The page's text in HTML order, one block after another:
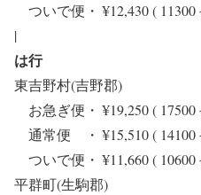
ついで便・ ¥12,430 (
|
は行
東吉野村(吉野郡)
お急ぎ便・ ¥19,250 (
通常便 ・ ¥15,510 (
ついで便・ ¥11,660 (
平群町(生駒郡)